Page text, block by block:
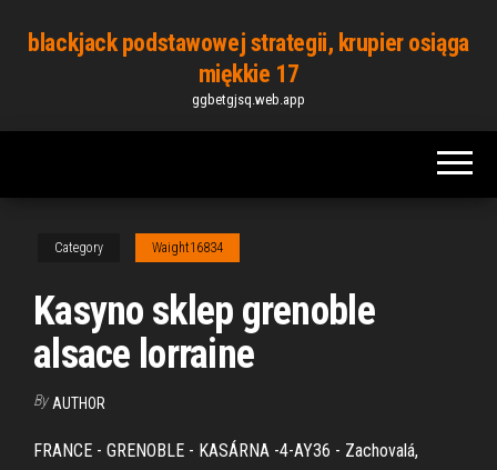
blackjack podstawowej strategii, krupier osiąga
miękkie 17
ggbetgjsq.web.app
Category Waight16834
Kasyno sklep grenoble
alsace lorraine
By AUTHOR
FRANCE - GRENOBLE - KASÁRNA -4-AY36 - Zachovalá,